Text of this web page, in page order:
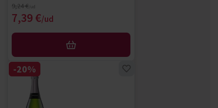
Special Price
7,39 €
Regular Price
9,24 €
AFEGIR
-20%